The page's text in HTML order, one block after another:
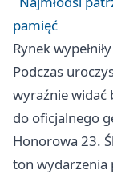
pamięć
Rynek
Podczas
wyraźnie widać
do oficjalnego
Honorowa 23.
ton wydarzenia